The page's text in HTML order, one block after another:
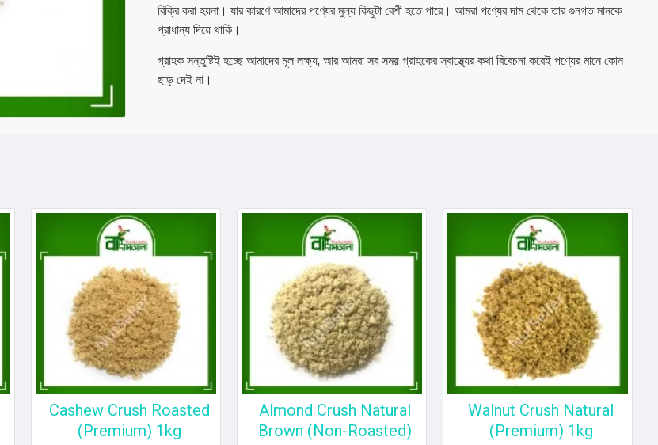
বিক্রি করা হয়না। যার কারণে আমাদের পণ্যের মুল্য কিছুটা বেশী হতে পারে। আমরা পণ্যের দাম থেকে তার গুনগত মানকে
প্রাধান্য দিয়ে থাকি।
গ্রাহক সন্তুষ্টিই হচ্ছে আমাদের মূল লক্ষ্য, আর আমরা সব সময় গ্রাহকের স্বাস্থ্যের কথা বিবেচনা করেই পণ্যের মানে কোন
ছাড় দেই না।
Cashew Crush Roasted
(Premium) 1kg
Almond Crush Natural
Brown (Non-Roasted)
Walnut Crush Natural
(Premium) 1kg